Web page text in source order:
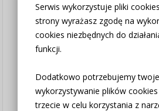
Serwis wykorzystuje pliki
strony wyrażasz zgodę na
cookies niezbędnych do
funkcji.
Dodatkowo potrzebujemy
wykorzystywanie plików
trzecie w celu korzystania z
tunelowej) lub od
czyli miejsca gdzie ma się
W przypadku kiedy
cenie) wpisz swoje uwagi
zamówienia w okienku